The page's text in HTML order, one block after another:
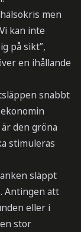
men
kan inte
på sikt”,
en ihållande
snabbt
den gröna
stimuleras
släppt
Antingen att
eller i
stor